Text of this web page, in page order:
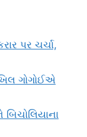
પર ચર્ચા,
ગોગોઈએ